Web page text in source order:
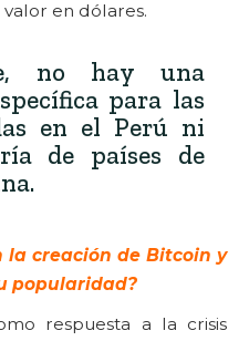
en dólares.
no hay una
para las
en el Perú ni
de países de
la creación de Bitcoin y
popularidad?
respuesta a la crisis